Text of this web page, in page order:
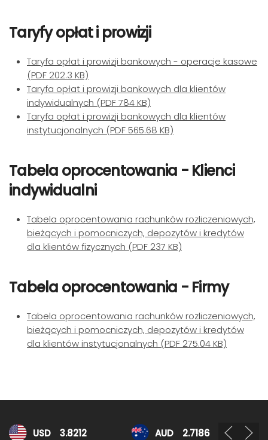
Taryfy opłat i prowizji
Taryfa opłat i prowizji bankowych - operacje kasowe
(PDF 202.3 KB)
Taryfa opłat i prowizji bankowych dla klientów
indywidualnych (PDF 784 KB)
Taryfa opłat i prowizji bankowych dla klientów
instytucjonalnych (PDF 565.68 KB)
Tabela oprocentowania - Klienci
indywidualni
Tabela oprocentowania rachunków rozliczeniowych,
bieżących i pomocniczych, depozytów i kredytów
dla klientów fizycznych (PDF 237 KB)
Tabela oprocentowania - Firmy
Tabela oprocentowania rachunków rozliczeniowych,
bieżących i pomocniczych, depozytów i kredytów
dla klientów instytucjonalnych (PDF 275.04 KB)
Kursy walut
USD 3.8212 AUD 2.7186